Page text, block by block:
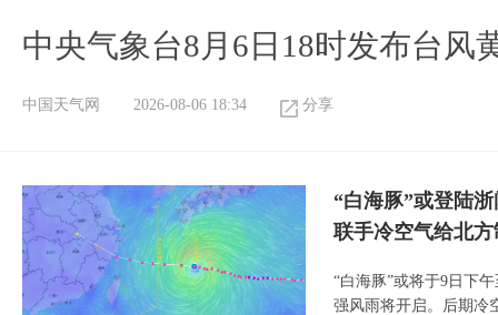
中央气象台8月6日18时发布台风
中国天气网 2026-08-06 18:34 分享
“白海豚”或登陆
联手冷空气给北
“白海豚”或将于9日下
强风雨将开启。后期冷